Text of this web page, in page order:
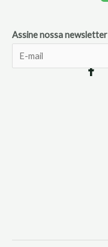
Assine nossa newsletter